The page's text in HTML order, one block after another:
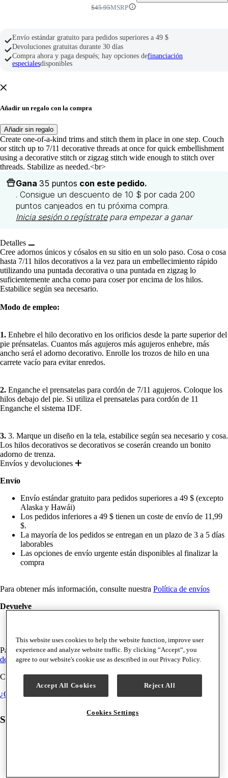
$45.95MSRP
Envío estándar gratuito para pedidos superiores a 49 $
Devoluciones gratuitas durante 30 días
Compra ahora y paga después; hay opciones definanciación
especialesdisponibles
Añadir un regalo con la compra
Añadir sin regalo
Create one-of-a-kind trims and stitch them in place in one step. Couch
or stitch up to 7/11 decorative threads at once for quick embellishment
using a decorative stitch or zigzag stitch wide enough to stitch over
threads. Stabilize as needed.<br>
Gana35 puntos con este pedido.
. Consigue un descuento de 10 $ por cada 200
puntos canjeados en tu próxima compra.
Inicia sesión o regístratepara empezar a ganar
Detalles
Cree adornos únicos y cósalos en su sitio en un solo paso. Cosa o cosa
hasta 7/11 hilos decorativos a la vez para un embellecimiento rápido
utilizando una puntada decorativa o una puntada en zigzag lo
suficientemente ancha como para coser por encima de los hilos.
Estabilice según sea necesario.
Modo de empleo:
1. Enhebre el hilo decorativo en los orificios desde la parte superior del
pie prénsatelas. Cuantos más agujeros más agujeros enhebre, más
ancho será el adorno decorativo. Enrolle los trozos de hilo en una
carrete vacío para evitar enredos.
2. Enganche el prensatelas para cordón de 7/11 agujeros. Coloque los
hilos debajo del pie. Si utiliza el prensatelas para cordón de 11
Enganche el sistema IDF.
3. 3. Marque un diseño en la tela, estabilice según sea necesario y cosa.
Los hilos decorativos se decorativos se coserán creando un bonito
adorno de trenza.
Envíos y devoluciones
Envío
Envío estándar gratuito para pedidos superiores a 49 $ (excepto
Alaska y Hawái)
Los pedidos inferiores a 49 $ tienen un coste de envío de 11,99
$.
La mayoría de los pedidos se entregan en un plazo de 3 a 5 días
laborables
Las opciones de envío urgente están disponibles al finalizar la
compra
Para obtener más información, consulte nuestra Política de envíos
Devuelve
Para obtener más información, consulte nuestrapolítica de
devoluciones
Compatibilidad de máquinas
¿Cuál es mi grupo de máquinas?
Se compran juntos con frecuencia
This website uses cookies to help the website function, improve user
experience and analyze website traffic. By clicking “Accept“, you
agree to our website's cookie use as described in our Privacy Policy.
Accept All Cookies Reject All
Cookies Settings